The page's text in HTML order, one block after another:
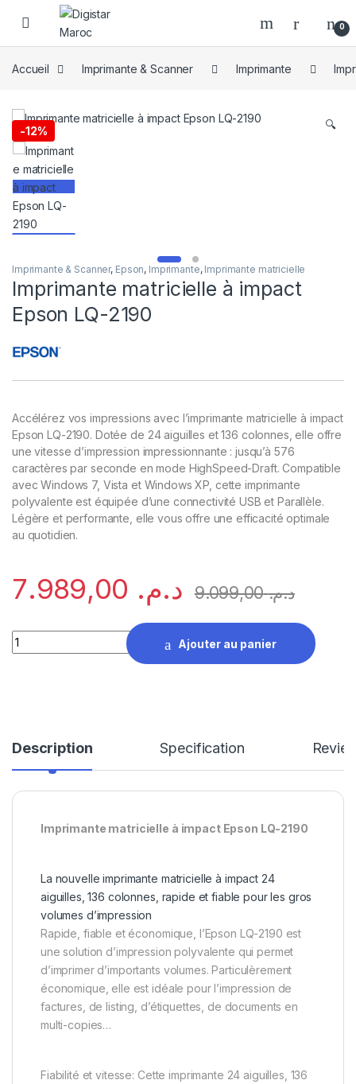
Skip to navigation
Skip to content
0
Accueil Imprimante & Scanner Imprimante
-12% 🔍
Imprimante & Scanner, Epson, Imprimante, Imprimante matricielle
Imprimante matricielle à impact
Epson LQ-2190
Accélérez vos impressions avec l’imprimante matricielle à impact
Epson LQ-2190. Dotée de 24 aiguilles et 136 colonnes, elle offre
une vitesse d’impression impressionnante : jusqu’à 576
caractères par seconde en mode HighSpeed-Draft. Compatible
avec Windows 7, Vista et Windows XP, cette imprimante
polyvalente est équipée d’une connectivité USB et Parallèle.
Légère et performante, elle vous offre une efficacité optimale
au quotidien.
د.م. د.م.9.099,00
Imprimante matricielle à impact Epson LQ-2190 quantity
Ajouter au panier
Description Specification
Imprimante matricielle à impact Epson LQ-2190
La nouvelle imprimante matricielle à impact 24
aiguilles, 136 colonnes, rapide et fiable pour les gros
volumes d’impression
Rapide, fiable et économique, l’Epson LQ-2190 est
une solution d’impression polyvalente qui permet
d’imprimer d’importants volumes. Particulèrement
économique, elle est idéale pour l’impression de
factures, de listing, d’étiquettes, de documents en
multi-copies…
Fiabilité et vitesse: Cette imprimante 24 aiguilles, 136